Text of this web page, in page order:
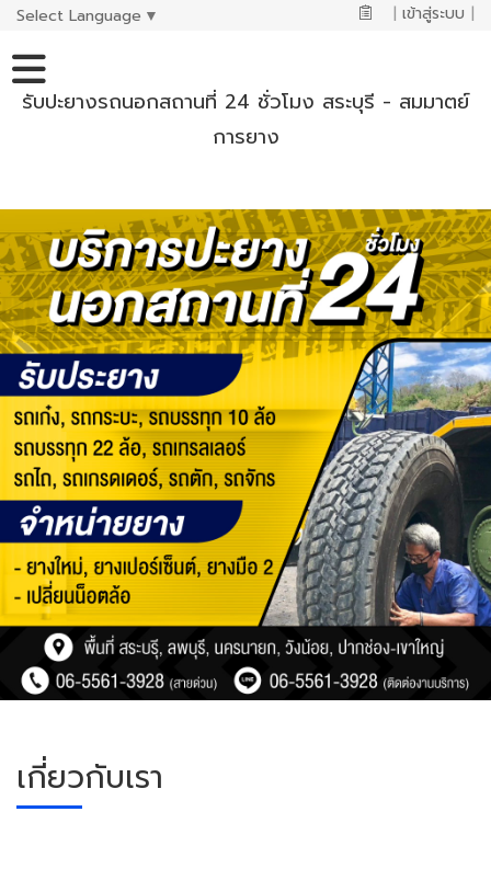
Select Language ▼ | เข้าสู่ระบบ |
รับปะยางรถนอกสถานที่ 24 ชั่วโมง สระบุรี - สมมาตย์
การยาง
เกี่ยวกับเรา